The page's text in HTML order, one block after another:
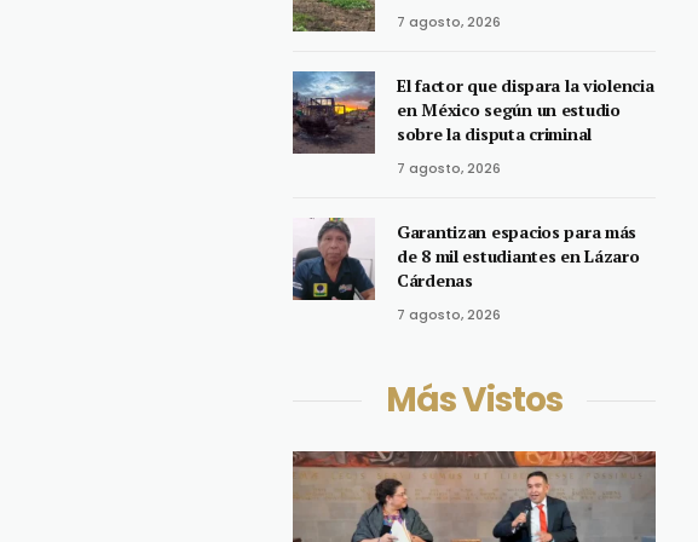
7 agosto, 2026
El factor que dispara la violencia
en México según un estudio
sobre la disputa criminal
7 agosto, 2026
Garantizan espacios para más
de 8 mil estudiantes en Lázaro
Cárdenas
7 agosto, 2026
Más Vistos